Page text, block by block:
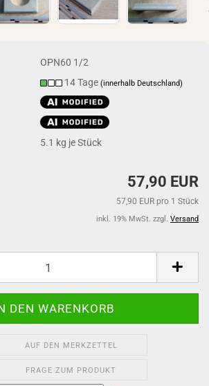
OPN60 1/2
14 Tage(innerhalb Deutschland)
5.1 kg je Stück
57,90 EUR
57,90 EUR pro 1 Stück
inkl. 19% MwSt. zzgl. Versand
AUF DEN MERKZETTEL
FRAGE ZUM PRODUKT